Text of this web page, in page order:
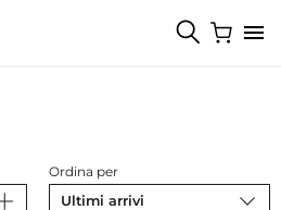
Ordina per
Ultimi arrivi